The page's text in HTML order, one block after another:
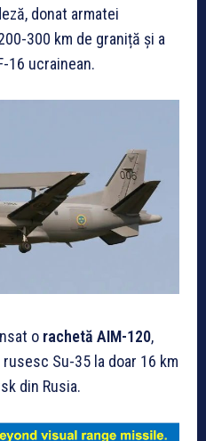
donat armatei
300 km de graniță și a
16 ucrainean.
o rachetă AIM-120,
Su-35 la doar 16 km
din Rusia.